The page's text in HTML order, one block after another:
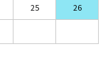
25 26